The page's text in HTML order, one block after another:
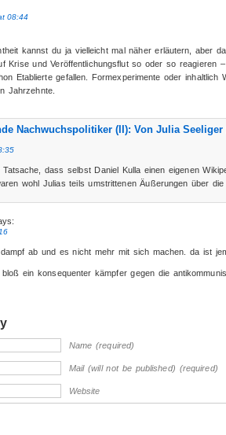
08:44
kannst du ja vielleicht mal näher erläutern, aber
Krise und Veröffentlichungsflut so oder so reagieren
Etablierte gefallen. Formexperimente oder inhaltlich
Jahrzehnte.
Nachwuchspolitiker (II): Von Julia
dass selbst Daniel Kulla einen eigenen
wohl Julias teils umstrittenen Äußerungen über
ab und es nicht mehr mit sich machen. da ist
ein konsequenter kämpfer gegen die
Name (required)
Mail (will not be published) (required)
Website